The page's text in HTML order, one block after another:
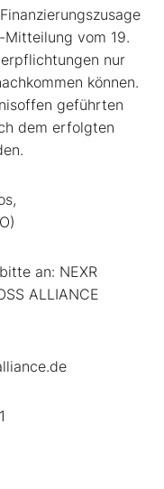
vom 19.
nur
können.
geführten
dem erfolgten
an: NEXR
ALLIANCE